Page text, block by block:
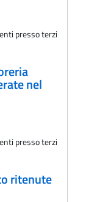
presso terzi
nel
presso terzi
ritenute